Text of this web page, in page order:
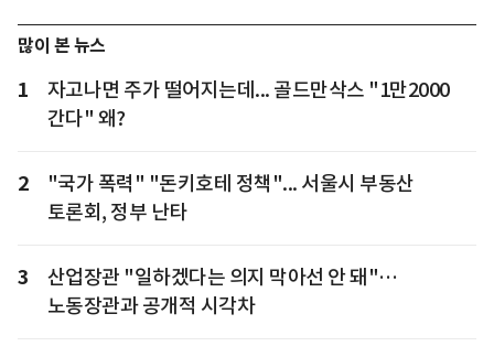
많이 본 뉴스
1
자고나면 주가 떨어지는데... 골드만삭스 "1만2000
간다" 왜?
2
"국가 폭력" "돈키호테 정책"... 서울시 부동산
토론회, 정부 난타
3
산업장관 "일하겠다는 의지 막아선 안 돼"…
노동장관과 공개적 시각차